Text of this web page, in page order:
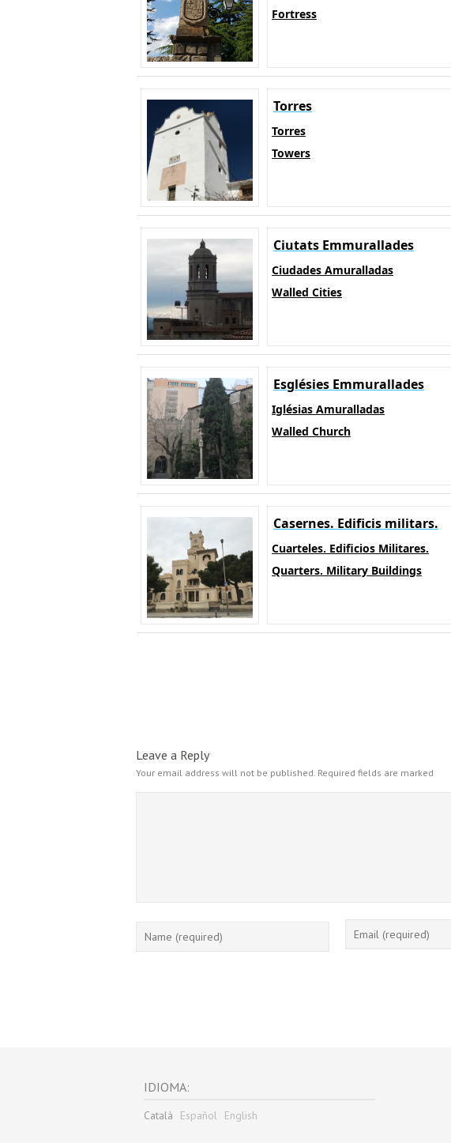
Fortress
Torres
Torres
Towers
Ciutats Emmurallades
Ciudades Amuralladas
Walled Cities
Esglésies Emmurallades
Iglésias Amuralladas
Walled Church
Casernes. Edificis militars.
Cuarteles. Edificios Militares.
Quarters. Military Buildings
Leave a Reply
Your email address will not be published. Required fields are marked
IDIOMA:
Català Español English